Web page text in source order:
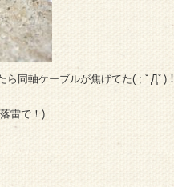
ら同軸ケーブルが焦げてた( ; ﾟДﾟ)！
雷で！)